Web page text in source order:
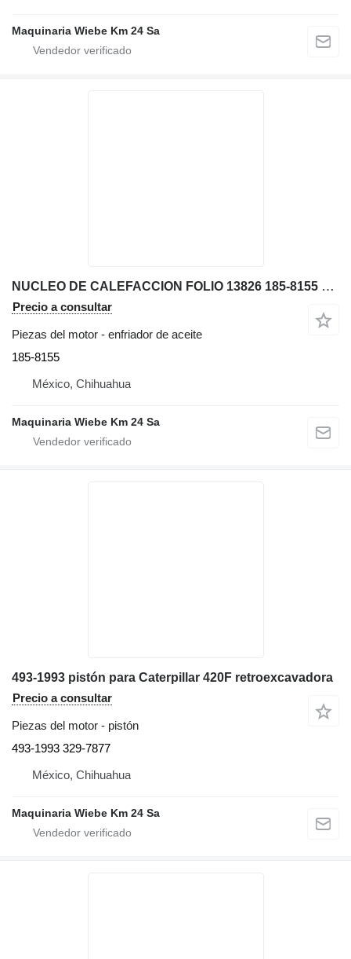
Maquinaria Wiebe Km 24 Sa
NUCLEO DE CALEFACCION FOLIO 13826 185-8155 enfriador de aceite para Caterpillar 312C, 315C, 31 excavadora
Precio a consultar
Piezas del motor - enfriador de aceite
185-8155
México, Chihuahua
Maquinaria Wiebe Km 24 Sa
493-1993 pistón para Caterpillar 420F retroexcavadora
Precio a consultar
Piezas del motor - pistón
493-1993 329-7877
México, Chihuahua
Maquinaria Wiebe Km 24 Sa